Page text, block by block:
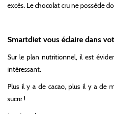
excès. Le chocolat cru ne possède
Smartdiet vous éclaire dans
Sur le plan nutritionnel, il est
intéressant.
Plus il y a de cacao, plus il y a de
sucre !